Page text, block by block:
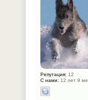
Репутация: 12
С нами: 12 лет 9